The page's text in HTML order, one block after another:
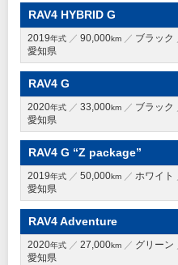
RAV4 HYBRID G
2019年式 90,000km ブラック
愛知県
RAV4 G
2020年式 33,000km ブラック
愛知県
RAV4 G “Z package”
2019年式 50,000km ホワイト
愛知県
RAV4 Adventure
2020年式 27,000km グリーン
愛知県